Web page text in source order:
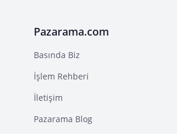
Pazarama.com
Basında Biz
İşlem Rehberi
İletişim
Pazarama Blog